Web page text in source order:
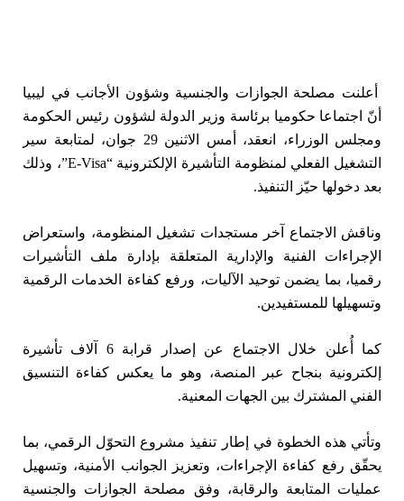
أعلنت مصلحة الجوازات والجنسية وشؤون الأجانب في ليبيا
أنّ اجتماعا حكوميا برئاسة وزير الدولة لشؤون رئيس الحكومة
ومجلس الوزراء، انعقد، أمس الاثنين 29 جوان، لمتابعة سير
التشغيل الفعلي لمنظومة التأشيرة الإلكترونية “E-Visa”، وذلك
بعد دخولها حيّز التنفيذ.
وناقش الاجتماع آخر مستجدات تشغيل المنظومة، واستعراض
الإجراءات الفنية والإدارية المتعلقة بإدارة ملف التأشيرات
رقميا، بما يضمن توحيد الآليات، ورفع كفاءة الخدمات الرقمية
وتسهيلها للمستفيدين.
كما أُعلن خلال الاجتماع عن إصدار قرابة 6 آلاف تأشيرة
إلكترونية بنجاح عبر المنصة، وهو ما يعكس كفاءة التنسيق
الفني المشترك بين الجهات المعنية.
وتأتي هذه الخطوة في إطار تنفيذ مشروع التحوّل الرقمي، بما
يحقّق رفع كفاءة الإجراءات، وتعزيز الجوانب الأمنية، وتسهيل
عمليات المتابعة والرقابة، وفق مصلحة الجوازات والجنسية